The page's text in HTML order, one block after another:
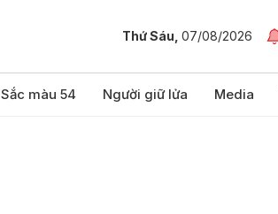
Thứ Sáu, 07/08/2026
Sắc màu 54 Người giữ lửa Media